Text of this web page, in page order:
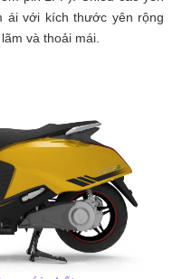
ái với kích thước yên rộng
và thoải mái.